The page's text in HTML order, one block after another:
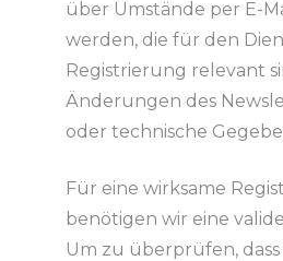
über Umstände per E-
werden, die für den
Registrierung relevant
Änderungen des
oder technische
Für eine wirksame
benötigen wir eine
Um zu überprüfen, dass